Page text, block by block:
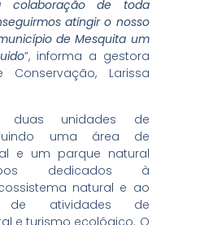
colaboração de toda
atingir o nosso
de Mesquita um
”, informa a gestora
Larissa
duas unidades de
uma área de
e um parque natural
dedicados à
natural e ao
de atividades de
e turismo ecológico. O